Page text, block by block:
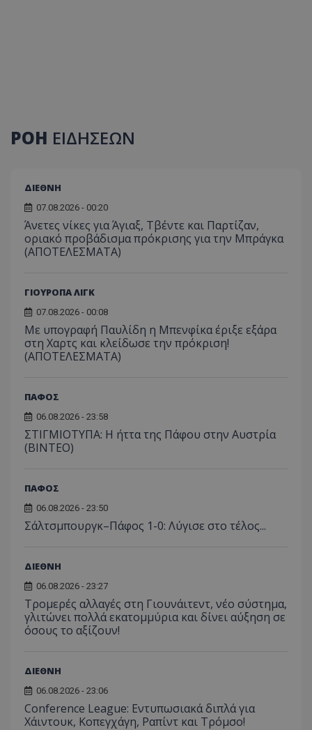
ΡΟΗ ΕΙΔΗΣΕΩΝ
ΔΙΕΘΝΗ
07.08.2026 - 00:20
Άνετες νίκες για Άγιαξ, Τβέντε και Παρτίζαν,
οριακό προβάδισμα πρόκρισης για την Μπράγκα
(ΑΠΟΤΕΛΕΣΜΑΤΑ)
ΓΙΟΥΡΟΠΑ ΛΙΓΚ
07.08.2026 - 00:08
Με υπογραφή Παυλίδη η Μπενφίκα έριξε εξάρα
στη Χαρτς και κλείδωσε την πρόκριση!
(ΑΠΟΤΕΛΕΣΜΑΤΑ)
ΠΑΦΟΣ
06.08.2026 - 23:58
ΣΤΙΓΜΙΟΤΥΠΑ: Η ήττα της Πάφου στην Αυστρία
(ΒΙΝΤΕΟ)
ΠΑΦΟΣ
06.08.2026 - 23:50
Σάλτσμπουργκ–Πάφος 1-0: Λύγισε στο τέλος...
ΔΙΕΘΝΗ
06.08.2026 - 23:27
Τρομερές αλλαγές στη Γιουνάιτεντ, νέο σύστημα,
γλιτώνει πολλά εκατομμύρια και δίνει αύξηση σε
όσους το αξίζουν!
ΔΙΕΘΝΗ
06.08.2026 - 23:06
Conference League: Εντυπωσιακά διπλά για
Χάιντουκ, Κοπεγχάγη, Ραπίντ και Τρόμσο!